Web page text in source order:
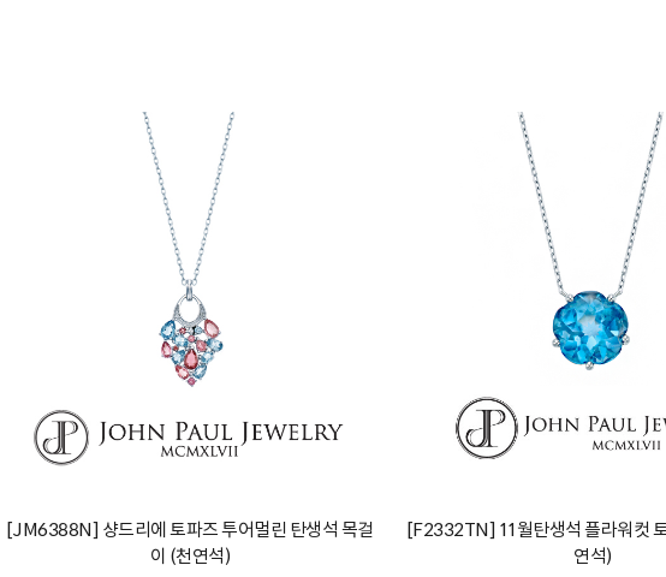
[JM6388N] 샹드리에 토파즈 투어멀린 탄생석 목걸
이 (천연석)
[F2332TN] 11월탄생석 플라워컷
연석)